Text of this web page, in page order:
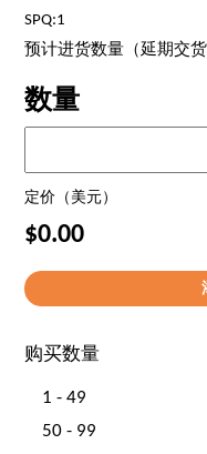
SPQ:1
预计进货数量（延期交
数量
定价（美元）
$0.00
购买数量
1 - 49
50 - 99